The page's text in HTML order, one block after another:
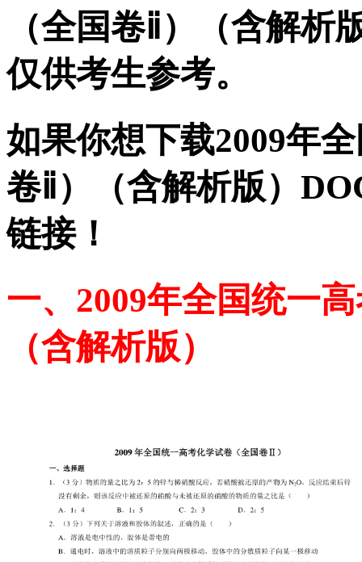
（全国卷ⅱ）（含解
仅供考生参考。
如果你想下载2009年
卷ⅱ）（含解析版）
链接！
一、2009年全国统一
（含解析版）